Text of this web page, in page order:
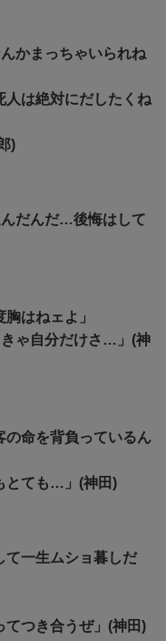
かまっちゃいられね
人は絶対にだしたくね
)
んだんだ…後悔はして
はねェよ」
きゃ自分だけさ…」(神
の命を背負っているん
とても…」(神田)
て一生ムショ暮しだ
つき合うぜ」(神田)